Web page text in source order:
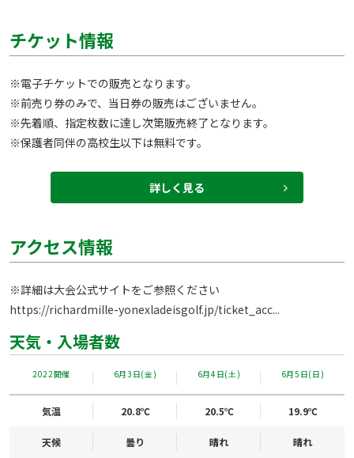
チケット情報
※電子チケットでの販売となります。
※前売り券のみで、当日券の販売はございません。
※先着順、指定枚数に達し次第販売終了となります。
※保護者同伴の高校生以下は無料です。
詳しく見る
アクセス情報
https://richardmille-yonexladeisgolf.jp/ticket_acc...
天気・入場者数
2022開催 6月3日(金) 6月4日(土) 6月5日(日)
気温 20.8℃ 20.5℃ 19.9℃
天候 曇り 晴れ 晴れ